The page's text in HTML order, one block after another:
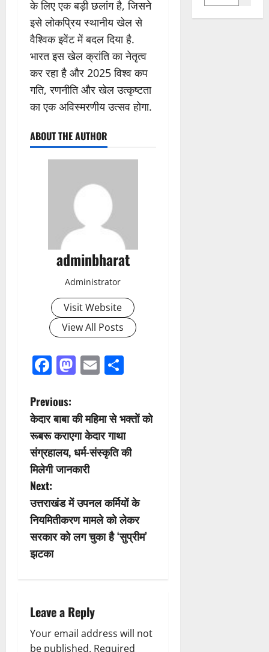
के लिए एक बड़ी छलांग है, जिसने
इसे लोकप्रिय स्थानीय खेल से
वैश्विक इवेंट में बदल दिया है.
भारत इस खेल क्रांति का नेतृत्व
कर रहा है और 2025 विश्व कप
गति, रणनीति और खेल उत्कृष्टता
का एक अविस्मरणीय उत्सव होगा.
ABOUT THE AUTHOR
adminbharat
Administrator
Visit Website
View All Posts
Facebook
Mastodon
Email
P
o
s
t
n
a
v
g
a
Previous:
केदार बाबा की महिमा से भक्तों को
रूबरू कराएगा केदार गाथा
संग्रहालय, धर्म-संस्कृति की
मिलेगी जानकारी
Next:
उत्तराखंड में उपनल कर्मियों के
नियमितीकरण मामले को लेकर
सरकार को लग चुका है ‘सुप्रीम’
झटका
Leave a Reply
Your email address will not
be published. Required